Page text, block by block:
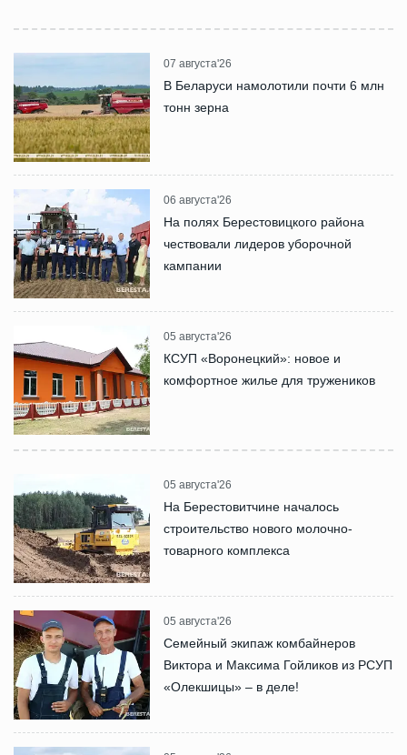
07 августа'26
В Беларуси намолотили почти 6 млн
тонн зерна
06 августа'26
На полях Берестовицкого района
чествовали лидеров уборочной
кампании
05 августа'26
КСУП «Воронецкий»: новое и
комфортное жилье для тружеников
05 августа'26
На Берестовитчине началось
строительство нового молочно-
товарного комплекса
05 августа'26
Семейный экипаж комбайнеров
Виктора и Максима Гойликов из РСУП
«Олекшицы» – в деле!